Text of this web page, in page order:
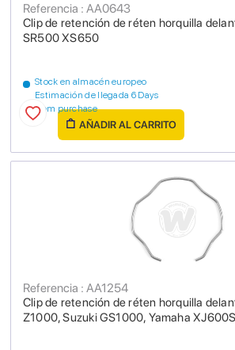
Clip de retención de réten horquilla
SR500 XS650
Referencia : AA0643
Stock en almacén europeo
Estimación de llegada 6 Days
from purchase
AÑADIR AL CARRITO
Clip de retención de réten horquilla
Z1000, Suzuki GS1000, Yamaha
Referencia : AA1254